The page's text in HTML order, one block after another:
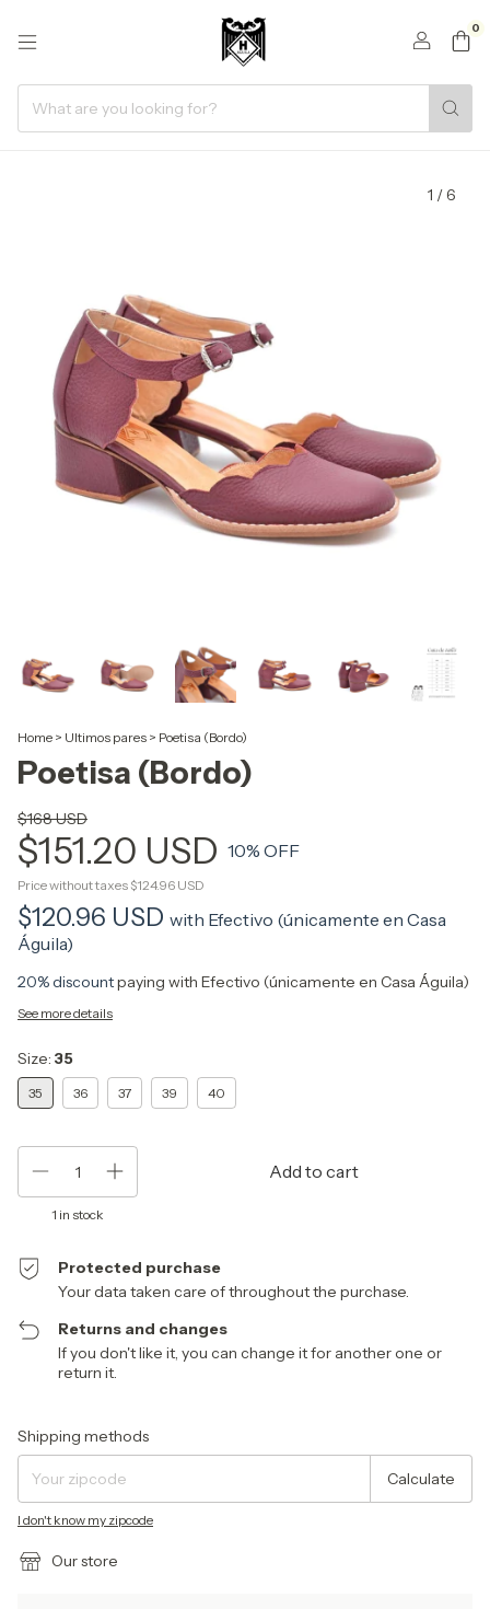
0
1 /6
Home > Ultimos pares > Poetisa (Bordo)
Poetisa (Bordo)
$168 USD
$151.20 USD 10% OFF
Price without taxes $124.96 USD
$120.96 USD with Efectivo (únicamente en Casa
Águila)
20% discountpaying with Efectivo (únicamente en Casa Águila)
See more details
Size: 35
35 36 37 39 40
1 in stock
Protected purchase
Your data taken care of throughout the purchase.
Returns and changes
If you don't like it, you can change it for another one or
return it.
Shipping for zipcode:
Shipping methods
Calculate
I don't know my zipcode
Our store